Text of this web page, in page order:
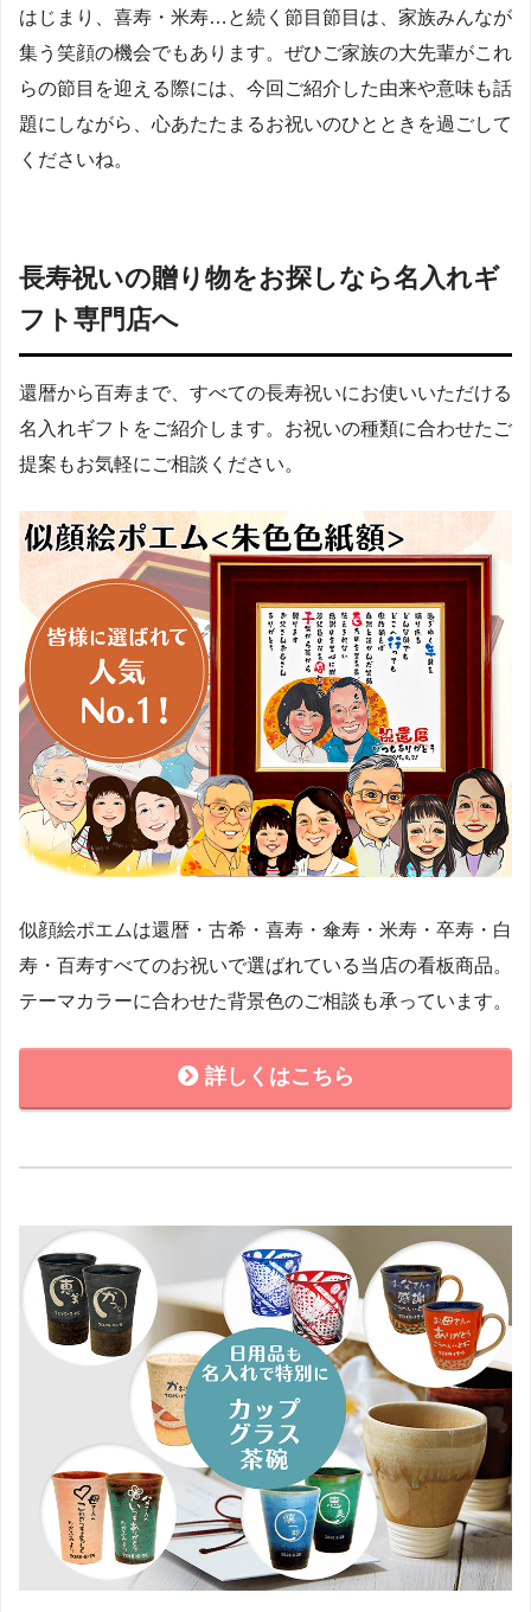
はじまり、喜寿・米寿…と続く節目節目は、家族みんなが
集う笑顔の機会でもあります。ぜひご家族の大先輩がこれ
らの節目を迎える際には、今回ご紹介した由来や意味も話
題にしながら、心あたたまるお祝いのひとときを過ごして
くださいね。
長寿祝いの贈り物をお探しなら名入れギ
フト専門店へ
還暦から百寿まで、すべての長寿祝いにお使いいただける
名入れギフトをご紹介します。お祝いの種類に合わせたご
提案もお気軽にご相談ください。
似顔絵ポエムは還暦・古希・喜寿・傘寿・米寿・卒寿・白
寿・百寿すべてのお祝いで選ばれている当店の看板商品。
テーマカラーに合わせた背景色のご相談も承っています。
詳しくはこちら